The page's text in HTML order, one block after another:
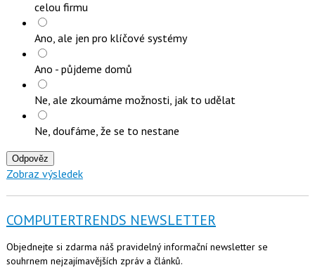
celou firmu
Ano, ale jen pro klíčové systémy
Ano - půjdeme domů
Ne, ale zkoumáme možnosti, jak to udělat
Ne, doufáme, že se to nestane
Odpověz
Zobraz výsledek
COMPUTERTRENDS NEWSLETTER
Objednejte si zdarma náš pravidelný informační newsletter se
souhrnem nejzajímavějších zpráv a článků.